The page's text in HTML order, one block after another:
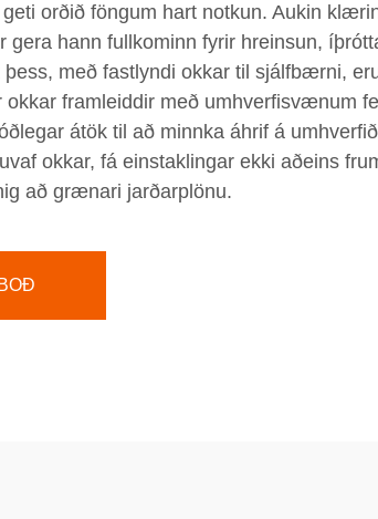
orðið föngum hart notkun. Aukin
gera hann fullkominn fyrir hreinsun,
þess, með fastlyndi okkar til sjálfbærni,
okkar framleiddir með umhverfisvænum
átök til að minnka áhrif á
okkar, fá einstaklingar ekki aðeins
að grænari jarðarplönu.